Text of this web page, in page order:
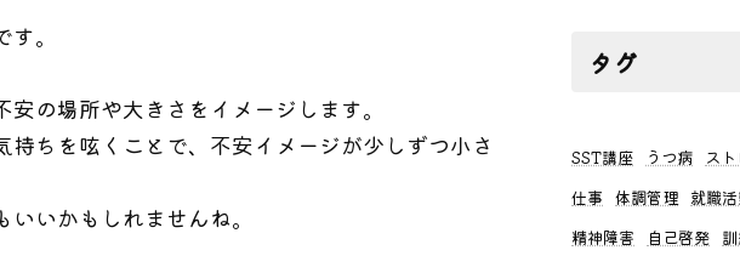
。
の場所や大きさをイメージします。
ちを呟くことで、不安イメージが少しずつ小さ
いかもしれませんね。
タグ
SST講座 うつ病 ス
仕事 体調管理 就職
精神障害
自己啓発